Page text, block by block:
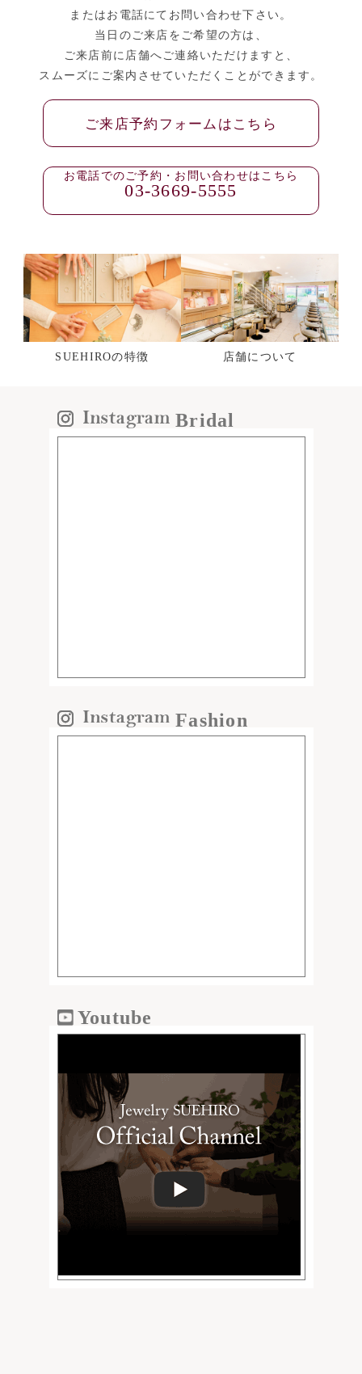
またはお電話にてお問い合わせ下さい。
当日のご来店をご希望の方は、
ご来店前に店舗へご連絡いただけますと、
スムーズにご案内させていただくことができます。
ご来店予約フォームはこちら
お電話でのご予約・お問い合わせはこちら
03-3669-5555
SUEHIROの特徴 店舗について
Bridal
Fashion
Youtube